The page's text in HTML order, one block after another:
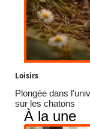
Loisirs
Plongée dans
sur les chatons
À la une